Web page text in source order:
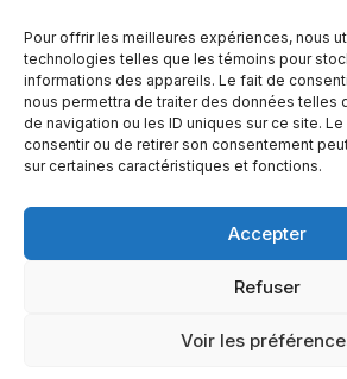
Pour offrir les meilleures expériences, nous
technologies telles que les témoins pour
informations des appareils. Le fait de
nous permettra de traiter des données telles
de navigation ou les ID uniques sur ce site.
consentir ou de retirer son consentement
sur certaines caractéristiques et fonctions.
Accepter
Refuser
Voir les
© Copyright 2026 – Altomédia Inc |
Ce site internet a été conçu et développé